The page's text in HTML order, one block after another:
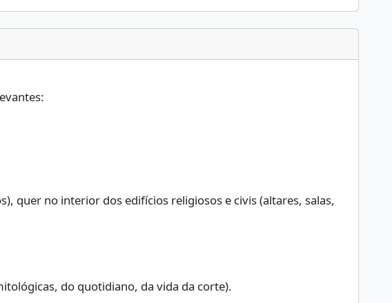
quer no interior dos edifícios religiosos e civis (altares, salas,
do quotidiano, da vida da corte).